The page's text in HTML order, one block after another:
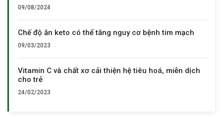
09/08/2024
Chế độ ăn keto có thể tăng nguy cơ bệnh tim mạch
09/03/2023
Vitamin C và chất xơ cải thiện hệ tiêu hoá, miễn dịch
cho trẻ
24/02/2023